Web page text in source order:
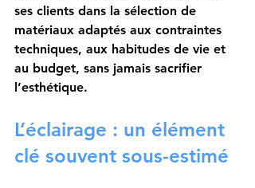
ses clients dans la sélection de
matériaux adaptés aux contraintes
techniques, aux habitudes de vie et
au budget, sans jamais sacrifier
l’esthétique.
L’éclairage : un élément
clé souvent sous-estimé